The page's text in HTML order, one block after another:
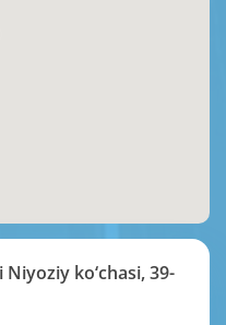
ko‘chasi, 39-